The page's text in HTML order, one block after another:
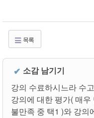
목록
✔ 소감 남기기
강의 수료하시느라 수
강의에 대한 평가( 매
불만족 중 택1 )와 강의